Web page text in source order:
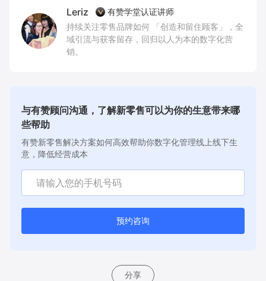
Leriz
有赞学堂认证讲师
持续关注零售品牌如何 「创造和留住顾客」，全
域引流与获客留存，回归以人为本的数字化营
销。
与有赞顾问沟通，了解新零售可以为你的生意带来哪
些帮助
有赞新零售解决方案如何高效帮助你数字化管理线上线下生
意，降低经营成本
预约咨询
分享